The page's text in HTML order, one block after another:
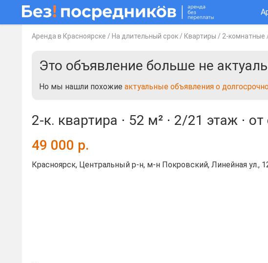
Аренда в Красноярске / На длительный срок / Квартиры / 2-комнатные
Это объявление больше не
Но мы нашли похожие актуальные объявления о
2-к. квартира ⋅ 52 м² ⋅ 2/21 этаж ⋅ от
49 000 р.
Красноярск, Центральный р-н, м-н Покровский, Линейная ул.,